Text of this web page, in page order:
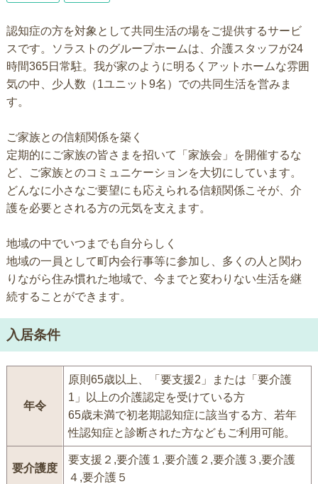
認知症の方を対象として共同生活の場をご提供するサービ
スです。ソラストのグループホームは、介護スタッフが24
時間365日常駐。我が家のように明るくアットホームな雰囲
気の中、少人数（1ユニット9名）での共同生活を営みま
す。
ご家族との信頼関係を築く
定期的にご家族の皆さまを招いて「家族会」を開催するな
ど、ご家族とのコミュニケーションを大切にしています。
どんなに小さなご要望にも応えられる信頼関係こそが、介
護を必要とされる方の元気を支えます。
地域の中でいつまでも自分らしく
地域の一員として町内会行事等に参加し、多くの人と関わ
りながら住み慣れた地域で、今までと変わりない生活を継
続することができます。
入居条件
年令
原則65歳以上、「要支援2」または「要介護
1」以上の介護認定を受けている方
65歳未満で初老期認知症に該当する方、若年
性認知症と診断された方などもご利用可能。
要介護度
要支援２,要介護１,要介護２,要介護３,要介護
４,要介護５